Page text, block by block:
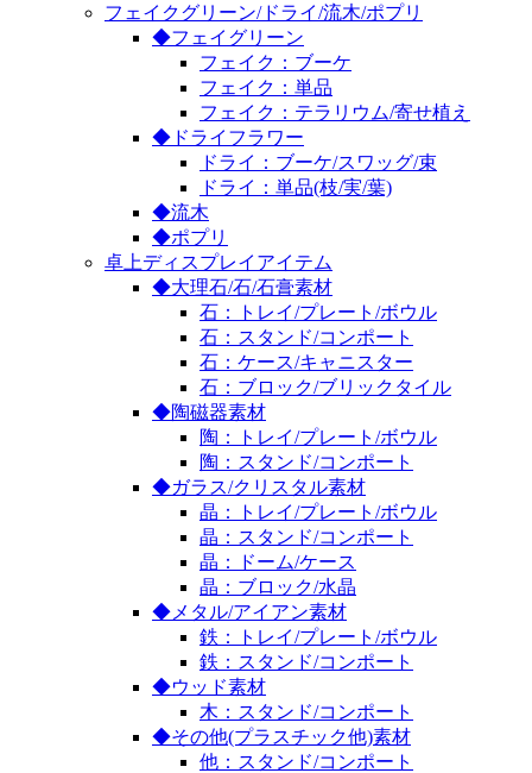
フェイクグリーン/ドライ/流木/ポプリ
◆フェイグリーン
フェイク：ブーケ
フェイク：単品
フェイク：テラリウム/寄せ植え
◆ドライフラワー
ドライ：ブーケ/スワッグ/束
ドライ：単品(枝/実/葉)
◆流木
◆ポプリ
卓上ディスプレイアイテム
◆大理石/石/石膏素材
石：トレイ/プレート/ボウル
石：スタンド/コンポート
石：ケース/キャニスター
石：ブロック/ブリックタイル
◆陶磁器素材
陶：トレイ/プレート/ボウル
陶：スタンド/コンポート
◆ガラス/クリスタル素材
晶：トレイ/プレート/ボウル
晶：スタンド/コンポート
晶：ドーム/ケース
晶：ブロック/水晶
◆メタル/アイアン素材
鉄：トレイ/プレート/ボウル
鉄：スタンド/コンポート
◆ウッド素材
木：スタンド/コンポート
◆その他(プラスチック他)素材
他：スタンド/コンポート